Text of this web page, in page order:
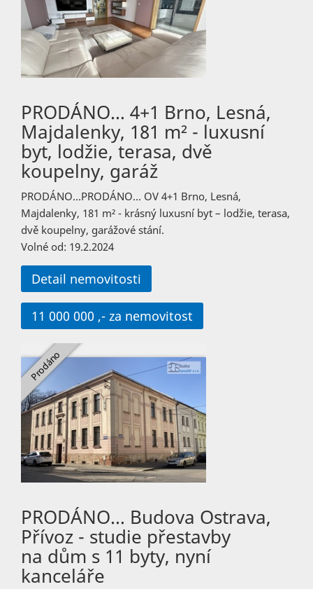
PRODÁNO… 4+1 Brno, Lesná,
Majdalenky, 181 m² - luxusní
byt, lodžie, terasa, dvě
koupelny, garáž
PRODÁNO…PRODÁNO… OV 4+1 Brno, Lesná,
Majdalenky, 181 m² - krásný luxusní byt – lodžie, terasa,
dvě koupelny, garážové stání.
Volné od: 19.2.2024
Detail nemovitosti
11 000 000 ,- za nemovitost
PRODÁNO… Budova Ostrava,
Přívoz - studie přestavby
na dům s 11 byty, nyní
kanceláře